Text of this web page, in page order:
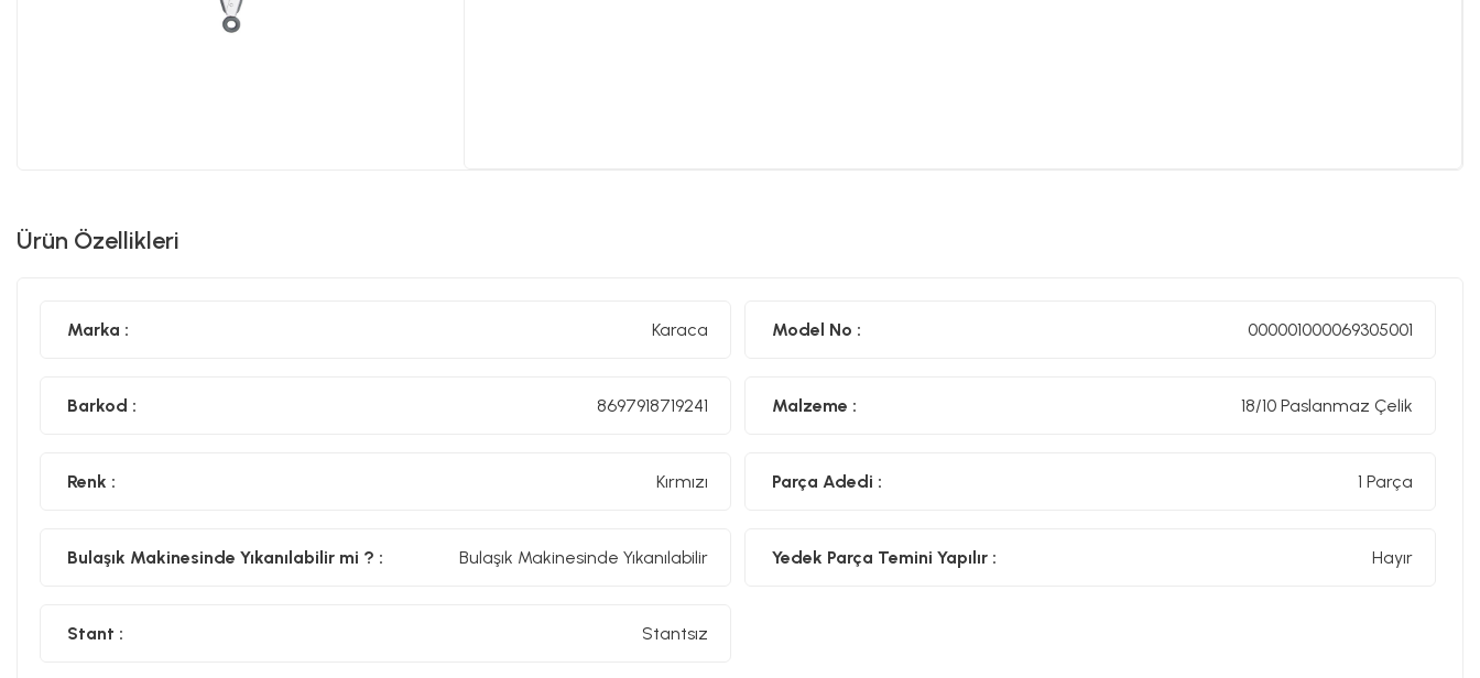
Ürün Özellikleri
Marka : Karaca Model No : 000001000069305001
Barkod : 8697918719241 Malzeme : 18/10 Paslanmaz Çelik
Renk : Kırmızı Parça Adedi : 1 Parça
Bulaşık Makinesinde Yıkanılabilir mi ? : Bulaşık Makinesinde Yıkanılabilir Yedek Parça Temini Yapılır : Hayır
Stant : Stantsız